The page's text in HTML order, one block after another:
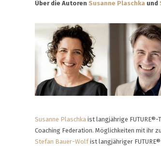
Über die Autoren Susanne Plaschka und
Susanne Plaschka ist langjährige
Coaching Federation. Möglichkeiten mit ihr
Stefan Bauer-Wolfist langjähriger